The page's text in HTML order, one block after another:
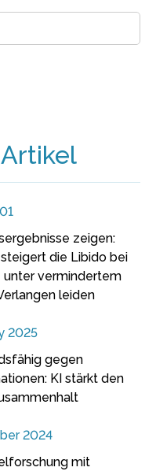
zeigen:
die Libido bei
unter vermindertem
leiden
2025
gegen
KI stärkt den
2024
mit